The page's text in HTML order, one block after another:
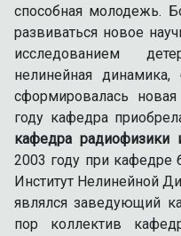
способная молодежь.
развиваться новое
исследованием
нелинейная
сформировалась
году кафедра
кафедра радиофизики
2003 году при
Институт Нелинейной
являлся заведующий
пор коллектив